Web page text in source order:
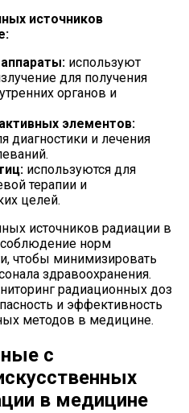
источников
используют
для получения
органов и
элементов:
диагностики и лечения
используются для
терапии и
целей.
источников радиации в
соблюдение норм
чтобы минимизировать
здравоохранения.
радиационных доз
и эффективность
методов в медицине.
с
в медицине